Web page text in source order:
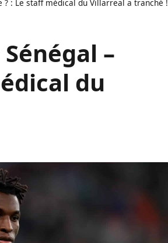
? : Le staff médical du Villarreal a tranché !
–
du